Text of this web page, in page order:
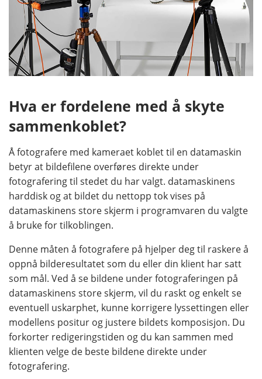
Hva er fordelene med å skyte
sammenkoblet?
Å fotografere med kameraet koblet til en datamaskin
betyr at bildefilene overføres direkte under
fotografering til stedet du har valgt. datamaskinens
harddisk og at bildet du nettopp tok vises på
datamaskinens store skjerm i programvaren du valgte
å bruke for tilkoblingen.
Denne måten å fotografere på hjelper deg til raskere å
oppnå bilderesultatet som du eller din klient har satt
som mål. Ved å se bildene under fotograferingen på
datamaskinens store skjerm, vil du raskt og enkelt se
eventuell uskarphet, kunne korrigere lyssettingen eller
modellens positur og justere bildets komposisjon. Du
forkorter redigeringstiden og du kan sammen med
klienten velge de beste bildene direkte under
fotografering.